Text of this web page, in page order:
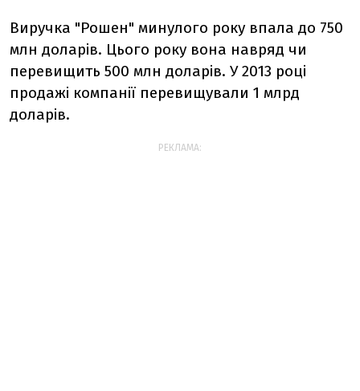
Виручка "Рошен" минулого року впала до 750
млн доларів. Цього року вона навряд чи
перевищить 500 млн доларів. У 2013 році
продажі компанії перевищували 1 млрд
доларів.
РЕКЛАМА: